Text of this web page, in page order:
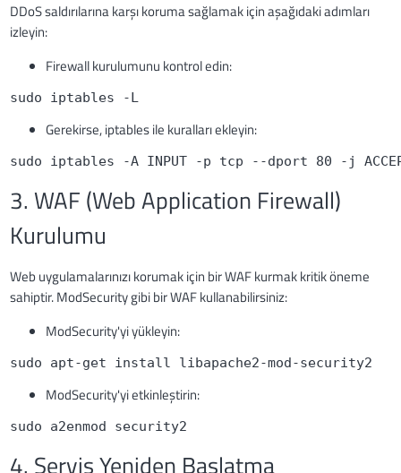
DDoS saldırılarına karşı koruma sağlamak için aşağıdaki adımları
izleyin:
Firewall kurulumunu kontrol edin:
sudo iptables -L
Gerekirse, iptables ile kuralları ekleyin:
sudo iptables -A INPUT -p tcp --dport 80 -j
3. WAF (Web Application Firewall)
Kurulumu
Web uygulamalarınızı korumak için bir WAF kurmak kritik öneme
sahiptir. ModSecurity gibi bir WAF kullanabilirsiniz:
ModSecurity'yi yükleyin:
sudo apt-get install libapache2-mod-security2
ModSecurity'yi etkinleştirin:
sudo a2enmod security2
4. Servis Yeniden Başlatma